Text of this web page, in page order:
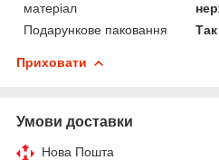
матеріал
Подарункове паковання
Так
Приховати
Умови доставки
Нова Пошта